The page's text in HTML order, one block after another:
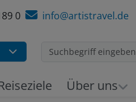
0 info@artistravel.de
Über uns